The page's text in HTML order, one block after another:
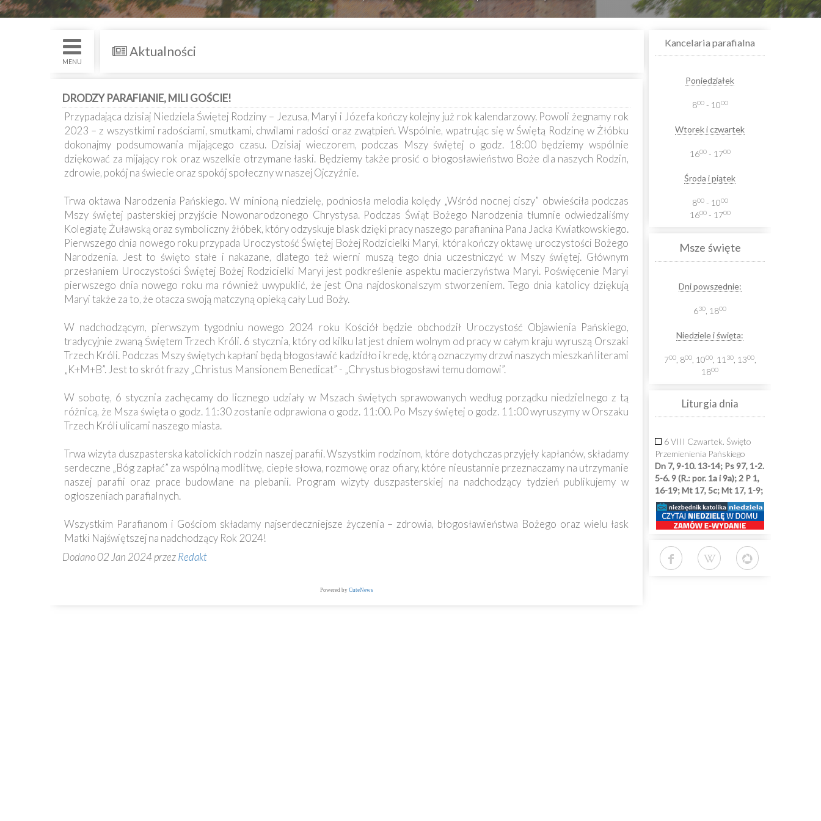
św.
i
Duszpasterze
Małoletnich
MENU
Aktualności
DRODZY PARAFIANIE, MILI GOŚCIE!
Przypadająca dzisiaj Niedziela Świętej Rodziny – Jezusa, Maryi i Józefa kończy kolejny już rok kalendarzowy. Powoli żegnamy rok
2023 – z wszystkimi radościami, smutkami, chwilami radości oraz zwątpień. Wspólnie, wpatrując się w Świętą Rodzinę w Żłóbku
dokonajmy podsumowania mijającego czasu. Dzisiaj wieczorem, podczas Mszy świętej o godz. 18:00 będziemy wspólnie
dziękować za mijający rok oraz wszelkie otrzymane łaski. Będziemy także prosić o błogosławieństwo Boże dla naszych Rodzin,
zdrowie, pokój na świecie oraz spokój społeczny w naszej Ojczyźnie.
Trwa oktawa Narodzenia Pańskiego. W minioną niedzielę, podniosła melodia kolędy „Wśród nocnej ciszy” obwieściła podczas
Mszy świętej pasterskiej przyjście Nowonarodzonego Chrystysa. Podczas Świąt Bożego Narodzenia tłumnie odwiedzaliśmy
Kolegiatę Żuławską oraz symboliczny żłóbek, który odzyskuje blask dzięki pracy naszego parafianina Pana Jacka Kwiatkowskiego.
Pierwszego dnia nowego roku przypada Uroczystość Świętej Bożej Rodzicielki Maryi, która kończy oktawę uroczystości Bożego
Narodzenia. Jest to święto stałe i nakazane, dlatego też wierni muszą tego dnia uczestniczyć w Mszy świętej. Głównym
przesłaniem Uroczystości Świętej Bożej Rodzicielki Maryi jest podkreślenie aspektu macierzyństwa Maryi. Poświęcenie Maryi
pierwszego dnia nowego roku ma również uwypuklić, że jest Ona najdoskonalszym stworzeniem. Tego dnia katolicy dziękują
Maryi także za to, że otacza swoją matczyną opieką cały Lud Boży.
W nadchodzącym, pierwszym tygodniu nowego 2024 roku Kościół będzie obchodził Uroczystość Objawienia Pańskiego,
tradycyjnie zwaną Świętem Trzech Króli. 6 stycznia, który od kilku lat jest dniem wolnym od pracy w całym kraju wyruszą Orszaki
Trzech Króli. Podczas Mszy świętych kapłani będą błogosławić kadzidło i kredę, którą oznaczymy drzwi naszych mieszkań literami
„K+M+B”. Jest to skrót frazy „Christus Mansionem Benedicat” - „Chrystus błogosławi temu domowi”.
W sobotę, 6 stycznia zachęcamy do licznego udziały w Mszach świętych sprawowanych według porządku niedzielnego z tą
różnicą, że Msza święta o godz. 11:30 zostanie odprawiona o godz. 11:00. Po Mszy świętej o godz. 11:00 wyruszymy w Orszaku
Trzech Króli ulicami naszego miasta.
Trwa wizyta duszpasterska katolickich rodzin naszej parafii. Wszystkim rodzinom, które dotychczas przyjęły kapłanów, składamy
serdeczne „Bóg zapłać” za wspólną modlitwę, ciepłe słowa, rozmowę oraz ofiary, które nieustannie przeznaczamy na utrzymanie
naszej parafii oraz prace budowlane na plebanii. Program wizyty duszpasterskiej na nadchodzący tydzień publikujemy w
ogłoszeniach parafialnych.
Wszystkim Parafianom i Gościom składamy najserdeczniejsze życzenia – zdrowia, błogosławieństwa Bożego oraz wielu łask
Matki Najświętszej na nadchodzący Rok 2024!
Dodano 02 Jan 2024 przezRedakt
Powered by CuteNews
Kancelaria parafialna
Poniedziałek
800- 1000
Wtorek i czwartek
1600- 1700
Środa i piątek
800- 1000
1600- 1700
Msze święte
Dni powszednie:
630 , 1800
Niedziele i święta:
700, 800, 1000, 11 30, 1300,
1800
Liturgia dnia
6 VIII Czwartek. Święto
Przemienienia Pańskiego
Dn 7, 9-10. 13-14; Ps 97, 1-2.
5-6. 9 (R.: por. 1a i 9a); 2 P 1,
16-19; Mt 17, 5c; Mt 17, 1-9;